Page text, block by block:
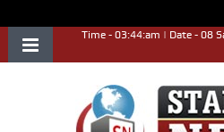
Time - 03:44:am | Date - 08